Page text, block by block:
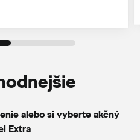
alebo si vyberte akčný
Extra